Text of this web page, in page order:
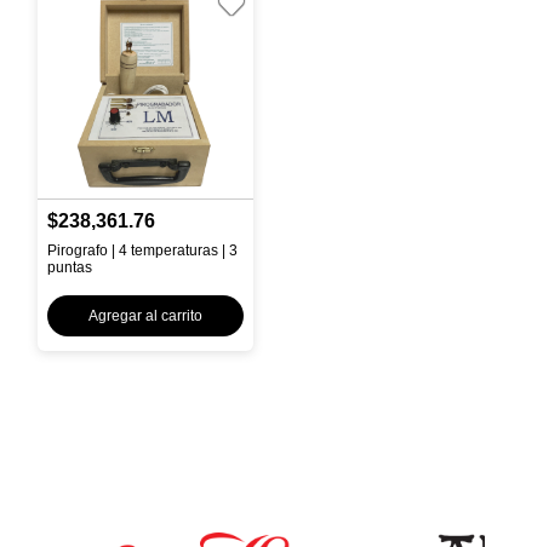
$238,361.76
Pirografo | 4 temperaturas | 3
puntas
Agregar al carrito